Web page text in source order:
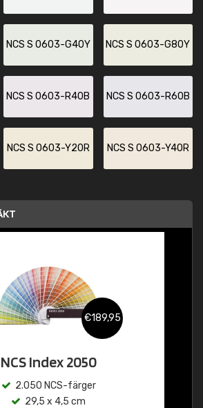
NCS S 0603-G40Y NCS S 0603-G80Y
NCS S 0603-R40B NCS S 0603-R60B
NCS S 0603-Y20R NCS S 0603-Y40R
€189,95
NCS Index 2050
2.050 NCS-färger
29,5 x 4,5 cm